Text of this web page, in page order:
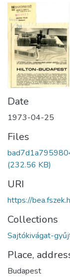
About us
Date
1973-04-25
Files
(232.56 KB)
URI
https://
Collections
Sajtókivágat-
Place,
Budapest